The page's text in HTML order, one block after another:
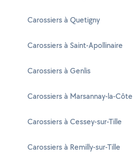
Carossiers à Quetigny
Carossiers à Saint-Apollinaire
Carossiers à Genlis
Carossiers à Marsannay-la-Côte
Carossiers à Cessey-sur-Tille
Carossiers à Remilly-sur-Tille